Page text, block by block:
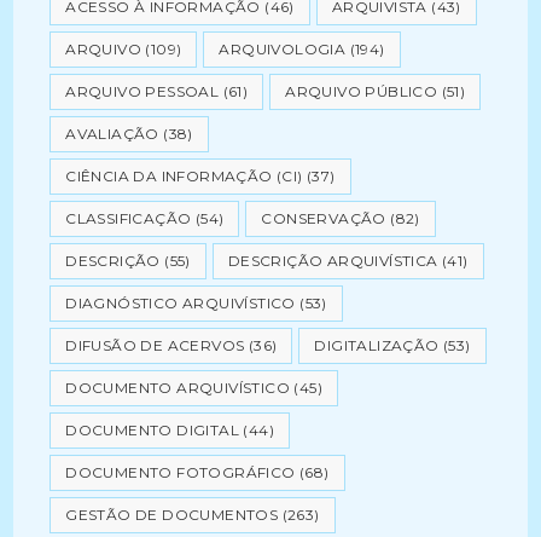
ACESSO À INFORMAÇÃO (46) ARQUIVISTA (43)
ARQUIVO (109) ARQUIVOLOGIA (194)
ARQUIVO PESSOAL (61) ARQUIVO PÚBLICO (51)
AVALIAÇÃO (38)
CIÊNCIA DA INFORMAÇÃO (CI) (37)
CLASSIFICAÇÃO (54) CONSERVAÇÃO (82)
DESCRIÇÃO (55) DESCRIÇÃO ARQUIVÍSTICA (41)
DIAGNÓSTICO ARQUIVÍSTICO (53)
DIFUSÃO DE ACERVOS (36) DIGITALIZAÇÃO (53)
DOCUMENTO ARQUIVÍSTICO (45)
DOCUMENTO DIGITAL (44)
DOCUMENTO FOTOGRÁFICO (68)
GESTÃO DE DOCUMENTOS (263)